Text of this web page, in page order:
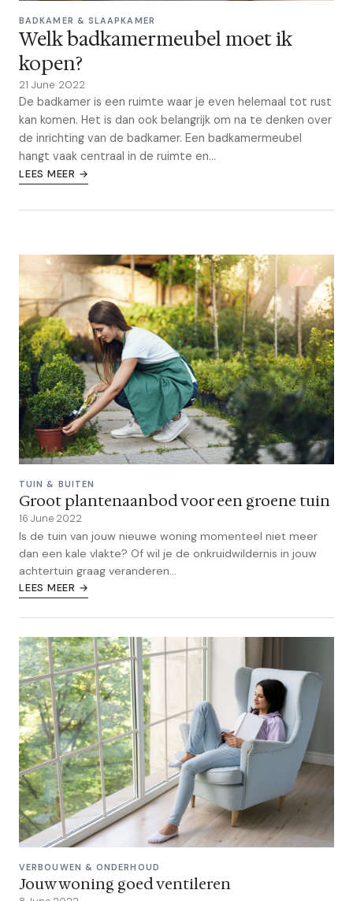
BADKAMER & SLAAPKAMER
Welk badkamermeubel moet ik
kopen?
21 June 2022
De badkamer is een ruimte waar je even helemaal tot rust
kan komen. Het is dan ook belangrijk om na te denken over
de inrichting van de badkamer. Een badkamermeubel
hangt vaak centraal in de ruimte en...
LEES MEER →
TUIN & BUITEN
Groot plantenaanbod voor een groene tuin
16 June 2022
Is de tuin van jouw nieuwe woning momenteel niet meer
dan een kale vlakte? Of wil je de onkruidwildernis in jouw
achtertuin graag veranderen...
LEES MEER →
VERBOUWEN & ONDERHOUD
Jouw woning goed ventileren